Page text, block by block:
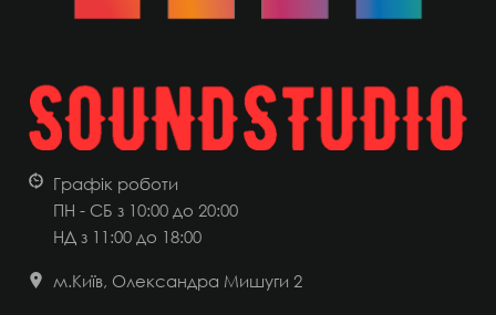
Графік роботи
ПН - СБ з 10:00 до 20:00
НД з 11:00 до 18:00
м.Київ, Олександра Мишуги 2